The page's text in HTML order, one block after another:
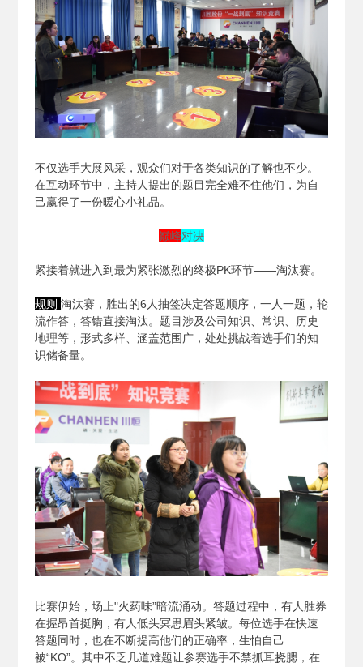
不仅选手大展风采，观众们对于各类知识的了解也不少。
在互动环节中，主持人提出的题目完全难不住他们，为自
己赢得了一份暖心小礼品。
巅峰对决
紧接着就进入到最为紧张激烈的终极PK环节——淘汰赛。
规则 淘汰赛，胜出的6人抽签决定答题顺序，一人一题，轮
流作答，答错直接淘汰。题目涉及公司知识、常识、历史
地理等，形式多样、涵盖范围广，处处挑战着选手们的知
识储备量。
比赛伊始，场上"火药味”暗流涌动。答题过程中，有人胜券
在握昂首挺胸，有人低头冥思眉头紧皱。每位选手在快速
答题同时，也在不断提高他们的正确率，生怕自己
被“KO”。其中不乏几道难题让参赛选手不禁抓耳挠腮，在